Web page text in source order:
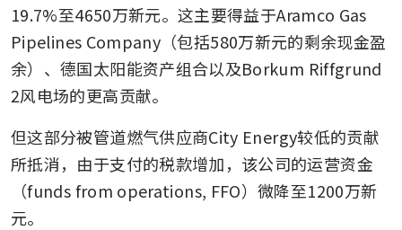
19.7%至4650万新元。这主要得益于Aramco Gas
Pipelines Company（包括580万新元的剩余现金盈
余）、德国太阳能资产组合以及Borkum Riffgrund
2风电场的更高贡献。
但这部分被管道燃气供应商City Energy较低的贡献
所抵消，由于支付的税款增加，该公司的运营资金
（funds from operations, FFO）微降至1200万新
元。